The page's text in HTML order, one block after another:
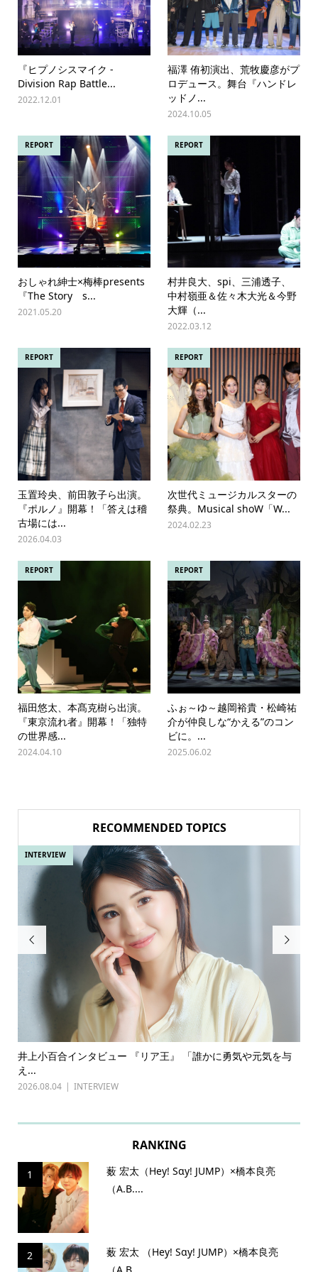
『ヒプノシスマイク -
Division Rap Battle...
2022.12.01
福澤 侑初演出、荒牧慶彦がプ
ロデュース。舞台『ハンドレ
ッドノ...
2024.10.05
REPORT
おしゃれ紳士×梅棒presents
『The Story s...
2021.05.20
REPORT
村井良大、spi、三浦透子、
中村嶺亜＆佐々木大光＆今野
大輝（...
2022.03.12
REPORT
玉置玲央、前田敦子ら出演。
『ポルノ』開幕！「答えは稽
古場には...
2026.04.03
REPORT
次世代ミュージカルスターの
祭典。Musical shoW「W...
2024.02.23
REPORT
福田悠太、本髙克樹ら出演。
『東京流れ者』開幕！「独特
の世界感...
2024.04.10
REPORT
ふぉ～ゆ～越岡裕貴・松崎祐
介が仲良しな“かえる”のコン
ビに。...
2025.06.02
RECOMMENDED TOPICS

古川雄輝×長野凌大（原因は自分にある。）インタビュー
『普通...
2026.07.27 INTERVIEW
INTERVIEW

RANKING
1
薮 宏太（Hey! Sɑy! JUMP）×橋本良亮
（A.B....
2
薮 宏太 （Hey! Sɑy! JUMP）×橋本良亮